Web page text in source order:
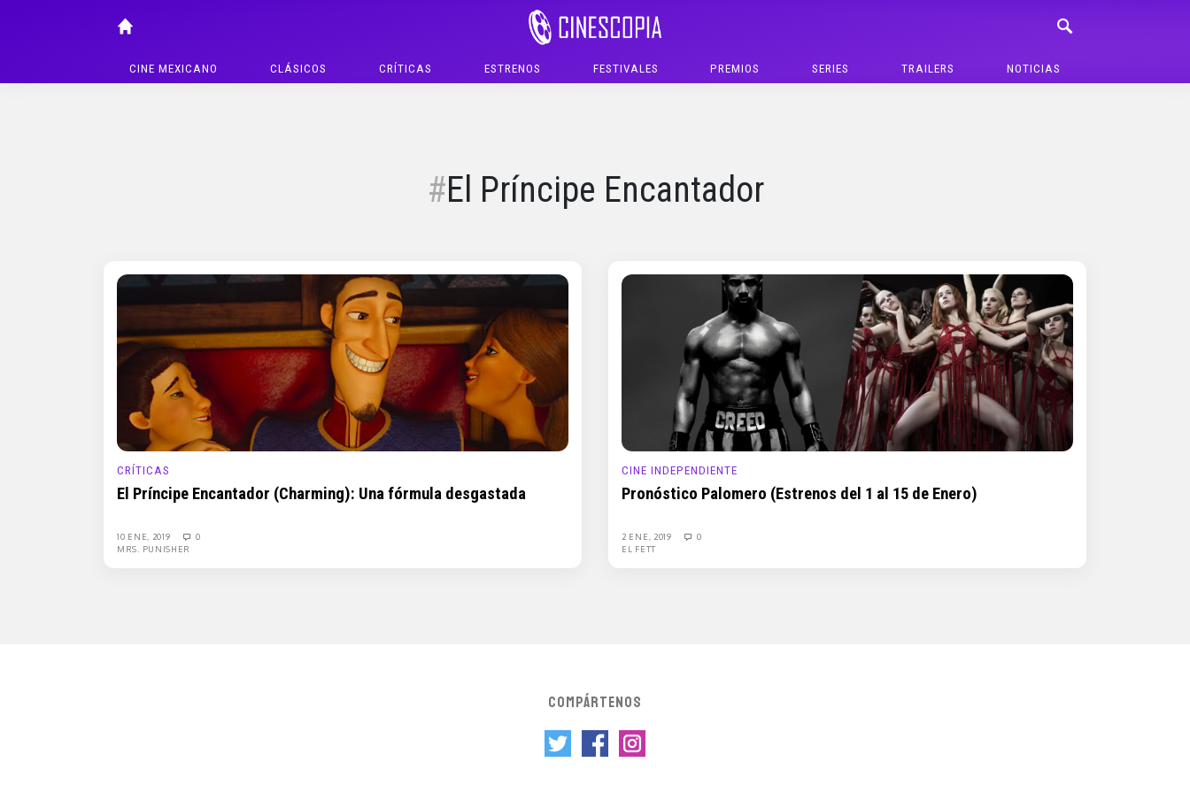
CINE MEXICANO CLÁSICOS CRÍTICAS ESTRENOS FESTIVALES PREMIOS SERIES TRAILERS NOTICIAS
El Príncipe Encantador
CRÍTICAS
El Príncipe Encantador (Charming): Una fórmula desgastada
10 ENE, 2019
0
MRS. PUNISHER
CINE INDEPENDIENTE
Pronóstico Palomero (Estrenos del 1 al 15 de Enero)
2 ENE, 2019
0
EL FETT
COMPÁRTENOS